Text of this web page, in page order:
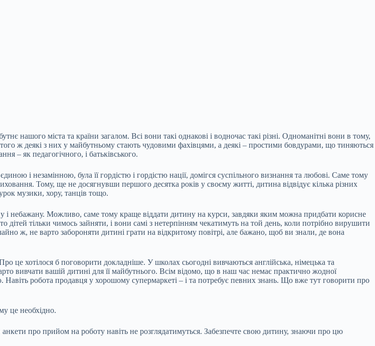
нашого міста та країни загалом. Всі вони такі однакові і водночас такі різні. Одноманітні вони в тому,
ж деякі з них у майбутньому стають чудовими фахівцями, а деякі – простими бовдурами, що тиняються
– як педагогічного, і батьківського.
і незамінною, була її гордістю і гордістю нації, домігся суспільного визнання та любові. Саме тому
Тому, ще не досягнувши першого десятка років у своєму житті, дитина відвідує кілька різних
музики, хору, танців тощо.
небажану. Можливо, саме тому краще віддати дитину на курси, завдяки яким можна придбати корисне
дітей тільки чимось зайняти, і вони самі з нетерпінням чекатимуть на той день, коли потрібно вирушити
ж, не варто забороняти дитині грати на відкритому повітрі, але бажано, щоб ви знали, де вона
це хотілося б поговорити докладніше. У школах сьогодні вивчаються англійська, німецька та
вивчати вашій дитині для її майбутнього. Всім відомо, що в наш час немає практично жодної
робота продавця у хорошому супермаркеті – і та потребує певних знань. Що вже тут говорити про
це необхідно.
про прийом на роботу навіть не розглядатимуться. Забезпечте свою дитину, знаючи про цю